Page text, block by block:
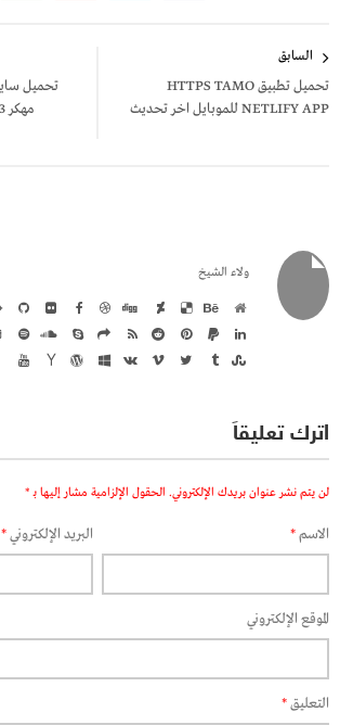
المقالات
السابق
تحميل تطبيق HTTPS TAMO
NETLIFY APP للموبايل اخر تحديث
ولاء الشيخ
اترك تعليقاً
لن يتم نشر عنوان بريدك الإلكتروني. الحقول الإلزامية مشار إليها بـ *
الاسم* البريد الإلكتروني*
الموقع الإلكتروني
التعليق*